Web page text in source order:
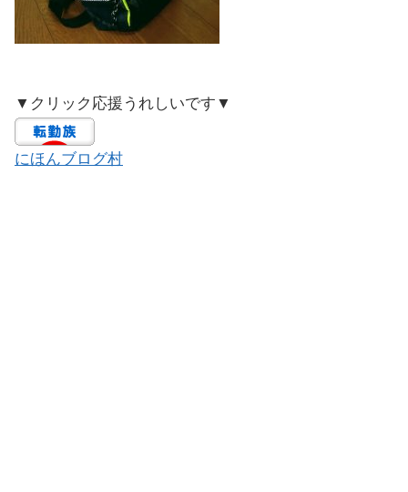
▼クリック応援うれしいです▼
にほんブログ村